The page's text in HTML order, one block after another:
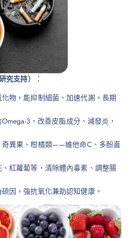
支持）
：
化物，能抑制細菌、加速代謝。長期
Omega-3，改善皮脂成分、減發炎，
奇異果、柑橘類——維他命C、多酚直
紅蘿蔔等，清除體內毒素、調整腸
因，強抗氧化兼助認知健康。